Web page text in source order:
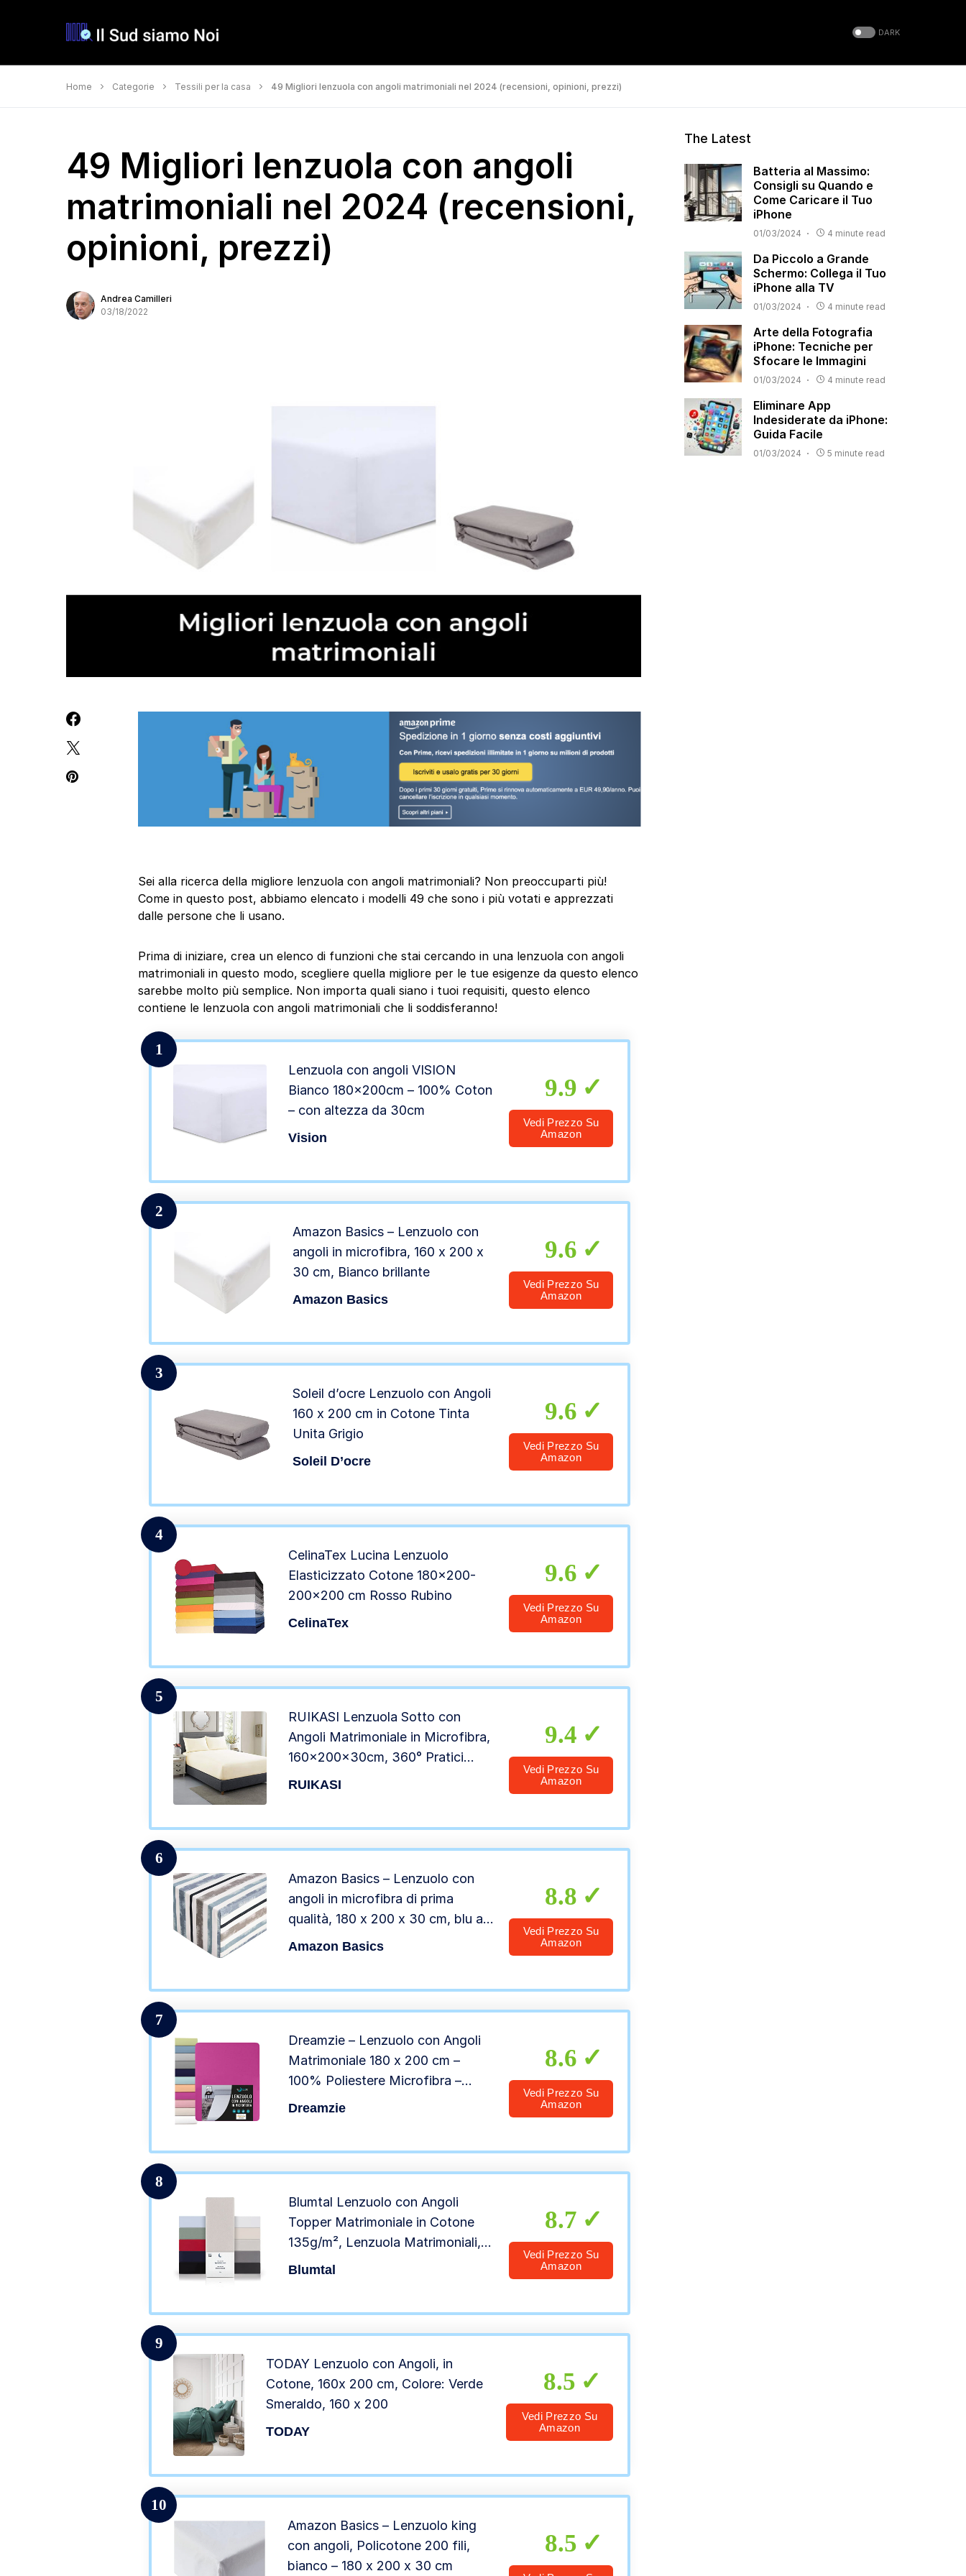
DARK
Home Categorie Tessili per la casa 49 Migliori lenzuola con angoli matrimoniali nel 2024 (recensioni, opinioni, prezzi)
49 Migliori lenzuola con angoli
matrimoniali nel 2024 (recensioni,
opinioni, prezzi)
Andrea Camilleri
03/18/2022
Sei alla ricerca della migliore lenzuola con angoli matrimoniali? Non preoccuparti più!
Come in questo post, abbiamo elencato i modelli 49 che sono i più votati e apprezzati
dalle persone che li usano.
Prima di iniziare, crea un elenco di funzioni che stai cercando in una lenzuola con angoli
matrimoniali in questo modo, scegliere quella migliore per le tue esigenze da questo elenco
sarebbe molto più semplice. Non importa quali siano i tuoi requisiti, questo elenco
contiene le lenzuola con angoli matrimoniali che li soddisferanno!
1
Lenzuola con angoli VISION
Bianco 180x200cm – 100% Coton
– con altezza da 30cm
Vision
9.9
Vedi Prezzo Su
Amazon
2
Amazon Basics – Lenzuolo con
angoli in microfibra, 160 x 200 x
30 cm, Bianco brillante
Amazon Basics
9.6
Vedi Prezzo Su
Amazon
3
Soleil d’ocre Lenzuolo con Angoli
160 x 200 cm in Cotone Tinta
Unita Grigio
Soleil D’ocre
9.6
Vedi Prezzo Su
Amazon
4
CelinaTex Lucina Lenzuolo
Elasticizzato Cotone 180×200-
200×200 cm Rosso Rubino
CelinaTex
9.6
Vedi Prezzo Su
Amazon
5
RUIKASI Lenzuola Sotto con
Angoli Matrimoniale in Microfibra,
160x200x30cm, 360° Pratici
Angoli Elastici All-Around,
RUIKASI
9.4
Vedi Prezzo Su
Amazon
6
Amazon Basics – Lenzuolo con
angoli in microfibra di prima
qualità, 180 x 200 x 30 cm, blu a
righe (coastal stripe)
Amazon Basics
8.8
Vedi Prezzo Su
Amazon
7
Dreamzie – Lenzuolo con Angoli
Matrimoniale 180 x 200 cm –
100% Poliestere Microfibra –
Rosso Fucsia – Certificato OEKO
Dreamzie
8.6
Vedi Prezzo Su
Amazon
8
Blumtal Lenzuolo con Angoli
Topper Matrimoniale in Cotone
135g/m², Lenzuola Matrimoniali,
Lenzuolo Sotto con Angoli
Blumtal
8.7
Vedi Prezzo Su
Amazon
9
TODAY Lenzuolo con Angoli, in
Cotone, 160x 200 cm, Colore: Verde
Smeraldo, 160 x 200
TODAY
8.5
Vedi Prezzo Su
Amazon
10
Amazon Basics – Lenzuolo king
con angoli, Policotone 200 fili,
bianco – 180 x 200 x 30 cm
8.5
The Latest
Batteria al Massimo:
Consigli su Quando e
Come Caricare il Tuo
iPhone
01/03/2024 4 minute read
Da Piccolo a Grande
Schermo: Collega il Tuo
iPhone alla TV
01/03/2024 4 minute read
Arte della Fotografia
iPhone: Tecniche per
Sfocare le Immagini
01/03/2024 4 minute read
Eliminare App
Indesiderate da iPhone:
Guida Facile
01/03/2024 5 minute read